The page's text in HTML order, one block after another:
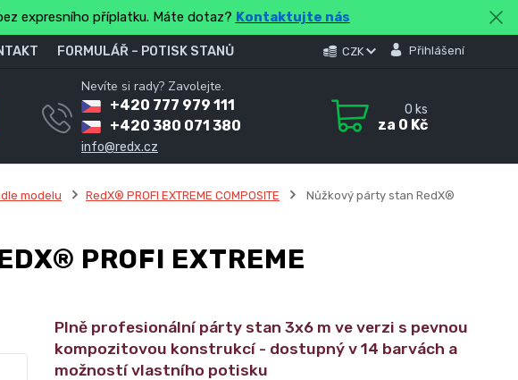
expresního příplatku. Máte dotaz? Kontaktujte nás
FORMULÁŘ – POTISK STANŮ CZK Přihlášení
Nevíte si rady? Zavolejte.
+420 777 979 111
+420 380 071 380
info@redx.cz
0 ks
za 0 Kč
modelu RedX® PROFI EXTREME COMPOSITE
Nůžkový párty stan RedX®
PROFI EXTREME
Plně profesionální párty stan 3x6 m ve verzi s pevnou
kompozitovou konstrukcí - dostupný v 14 barvách a
možností vlastního potisku